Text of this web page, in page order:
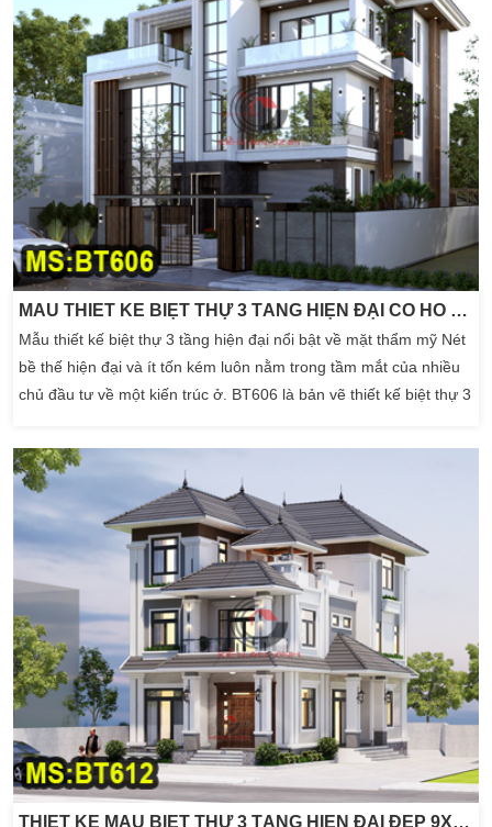
MẪU THIẾT KẾ BIỆT THỰ 3 TẦNG HIỆN ĐẠI CÓ HỒ BƠI, GARA15X20M
Mẫu thiết kế biệt thự 3 tầng hiện đại nổi bật về mặt thẩm mỹ Nét
bề thế hiện đại và ít tốn kém luôn nằm trong tầm mắt của nhiều
chủ đầu tư về một kiến trúc ở. BT606 là bản vẽ thiết kế biệt thự 3
cầu trên về chi phí, thẩm mỹ. Thì mẫu nhà biệt thự […]
THIẾT KẾ MẪU BIỆT THỰ 3 TẦNG HIỆN ĐẠI ĐẸP 9X14M 5 PHÒNG NGỦ